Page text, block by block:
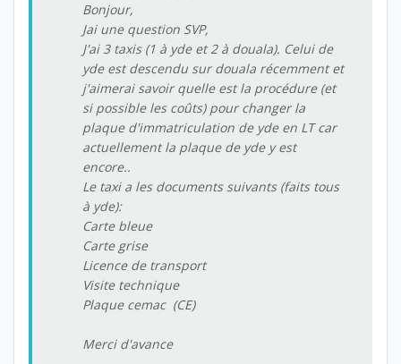
Bonjour,
Jai une question SVP,
J'ai 3 taxis (1 à yde et 2 à douala). Celui de
yde est descendu sur douala récemment et
j'aimerai savoir quelle est la procédure (et
si possible les coûts) pour changer la
plaque d'immatriculation de yde en LT car
actuellement la plaque de yde y est
encore..
Le taxi a les documents suivants (faits tous
à yde):
Carte bleue
Carte grise
Licence de transport
Visite technique
Plaque cemac (CE)
Merci d'avance